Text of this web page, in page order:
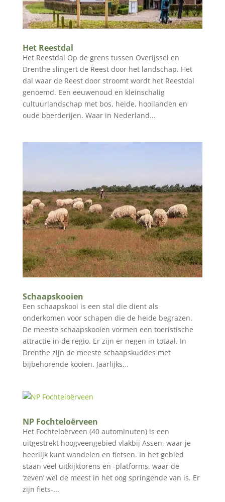
Het Reestdal
Het Reestdal Op de grens tussen Overijssel en
Drenthe slingert de Reest door het landschap. Het
dal waar de Reest door stroomt wordt het Reestdal
genoemd. Een eeuwenoud en kleinschalig
cultuurlandschap met bos, heide, hooilanden en
oude boerderijen. Waar in Nederland...
Schaapskooien
Een schaapskooi is een stal die dient als
onderkomen voor schapen die de heide begrazen.
De meeste schaapskooien vormen een toeristische
attractie in de regio. Er zijn er negen in totaal. In
Drenthe zijn de meeste schaapskuddes met
bijbehorende kooien. Jaarlijks...
NP Fochteloërveen
Het Fochteloërveen (40 autominuten) is een
uitgestrekt hoogveengebied vlakbij Assen, waar je
heerlijk kunt wandelen en fietsen. In het gebied
staan veel uitkijktorens en -platforms, waar de
‘zeven’ wel de meest in het oog springende van is. Er
zijn fiets-...